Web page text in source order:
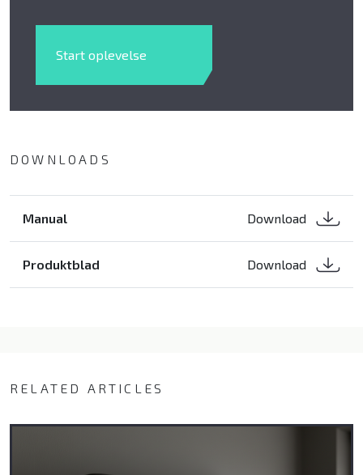
Start oplevelse
DOWNLOADS
Manual Download
Produktblad Download
RELATED ARTICLES